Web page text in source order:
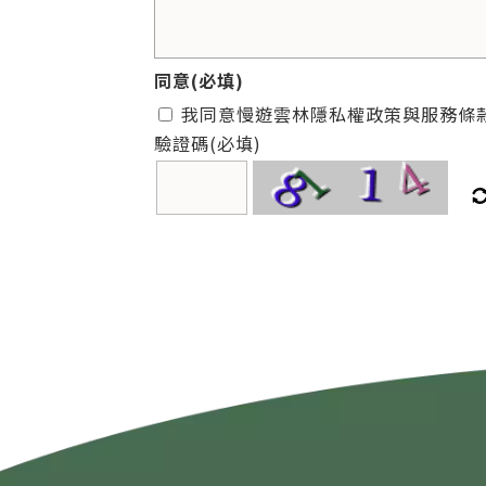
同意(必填)
我同意慢遊雲林隱私權政策與服務條
驗證碼(必填)